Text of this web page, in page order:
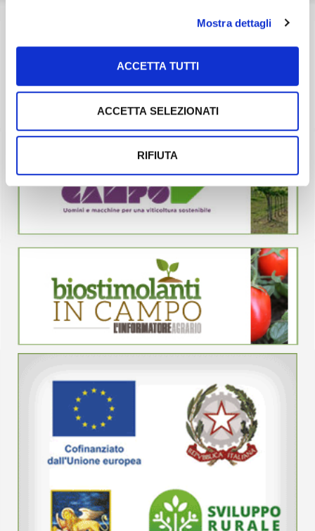
Mostra dettagli
ACCETTA TUTTI
ACCETTA SELEZIONATI
RIFIUTA